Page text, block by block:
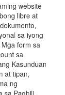
website
libre at
sa iyong
form sa
sa
Kasunduan
at tipan,
ng
sa Pagbili,